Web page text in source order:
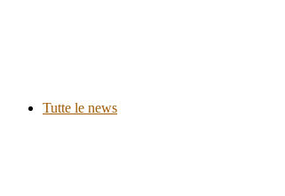
Tutte le news